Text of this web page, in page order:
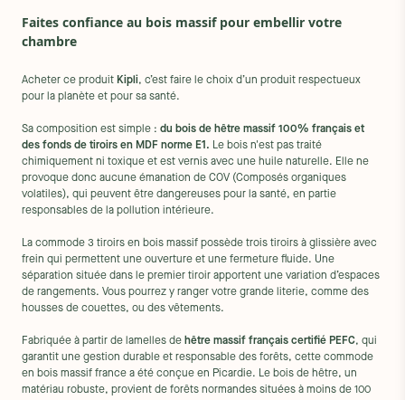
Faites confiance au bois massif pour embellir votre
chambre
Acheter ce produit Kipli, c’est faire le choix d’un produit respectueux
pour la planète et pour sa santé.
Sa composition est simple : du bois de hêtre massif 100% français et
des fonds de tiroirs en MDF norme E1. Le bois n'est pas traité
chimiquement ni toxique et est vernis avec une huile naturelle. Elle ne
provoque donc aucune émanation de COV (Composés organiques
volatiles), qui peuvent être dangereuses pour la santé, en partie
responsables de la pollution intérieure.
La commode 3 tiroirs en bois massif possède trois tiroirs à glissière avec
frein qui permettent une ouverture et une fermeture fluide. Une
séparation située dans le premier tiroir apportent une variation d’espaces
de rangements. Vous pourrez y ranger votre grande literie, comme des
housses de couettes, ou des vêtements.
Fabriquée à partir de lamelles de hêtre massif français certifié PEFC, qui
garantit une gestion durable et responsable des forêts, cette commode
en bois massif france a été conçue en Picardie. Le bois de hêtre, un
matériau robuste, provient de forêts normandes situées à moins de 100